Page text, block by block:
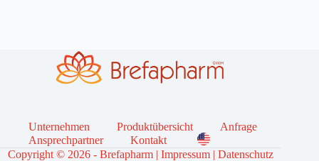
Unternehmen Produktübersicht
Anfrage
Ansprechpartner
Kontakt
Copyright © 2026 - Brefapharm | Impressum| Datenschutz